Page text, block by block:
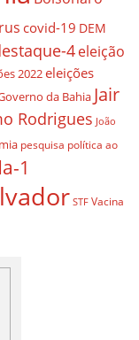
covid-19 DEM
4eleição
2022eleições
da Bahia Jair
Rodrigues João
pesquisa política ao
1
STF Vacina